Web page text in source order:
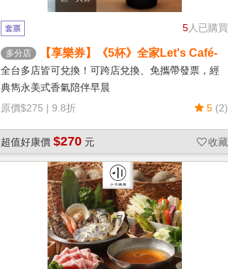
5人已購買
套票
多分店
【享樂券】《5杯》全家Let's Café-
熱特濃美式(大杯)
全台多店皆可兌換！可跨店兌換、免攜帶發票，經
典雋永美式香氣陪伴早晨
原價$275 | 9.8折 5 (2)
超值好康價 $270 元 收藏